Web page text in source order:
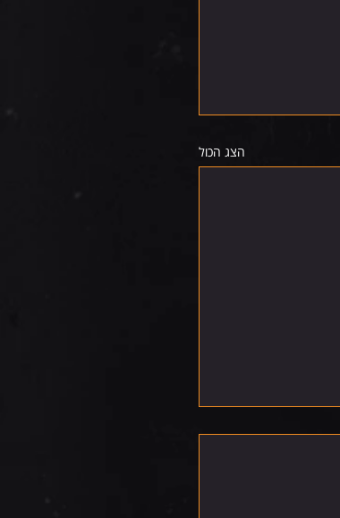
הצג הכול